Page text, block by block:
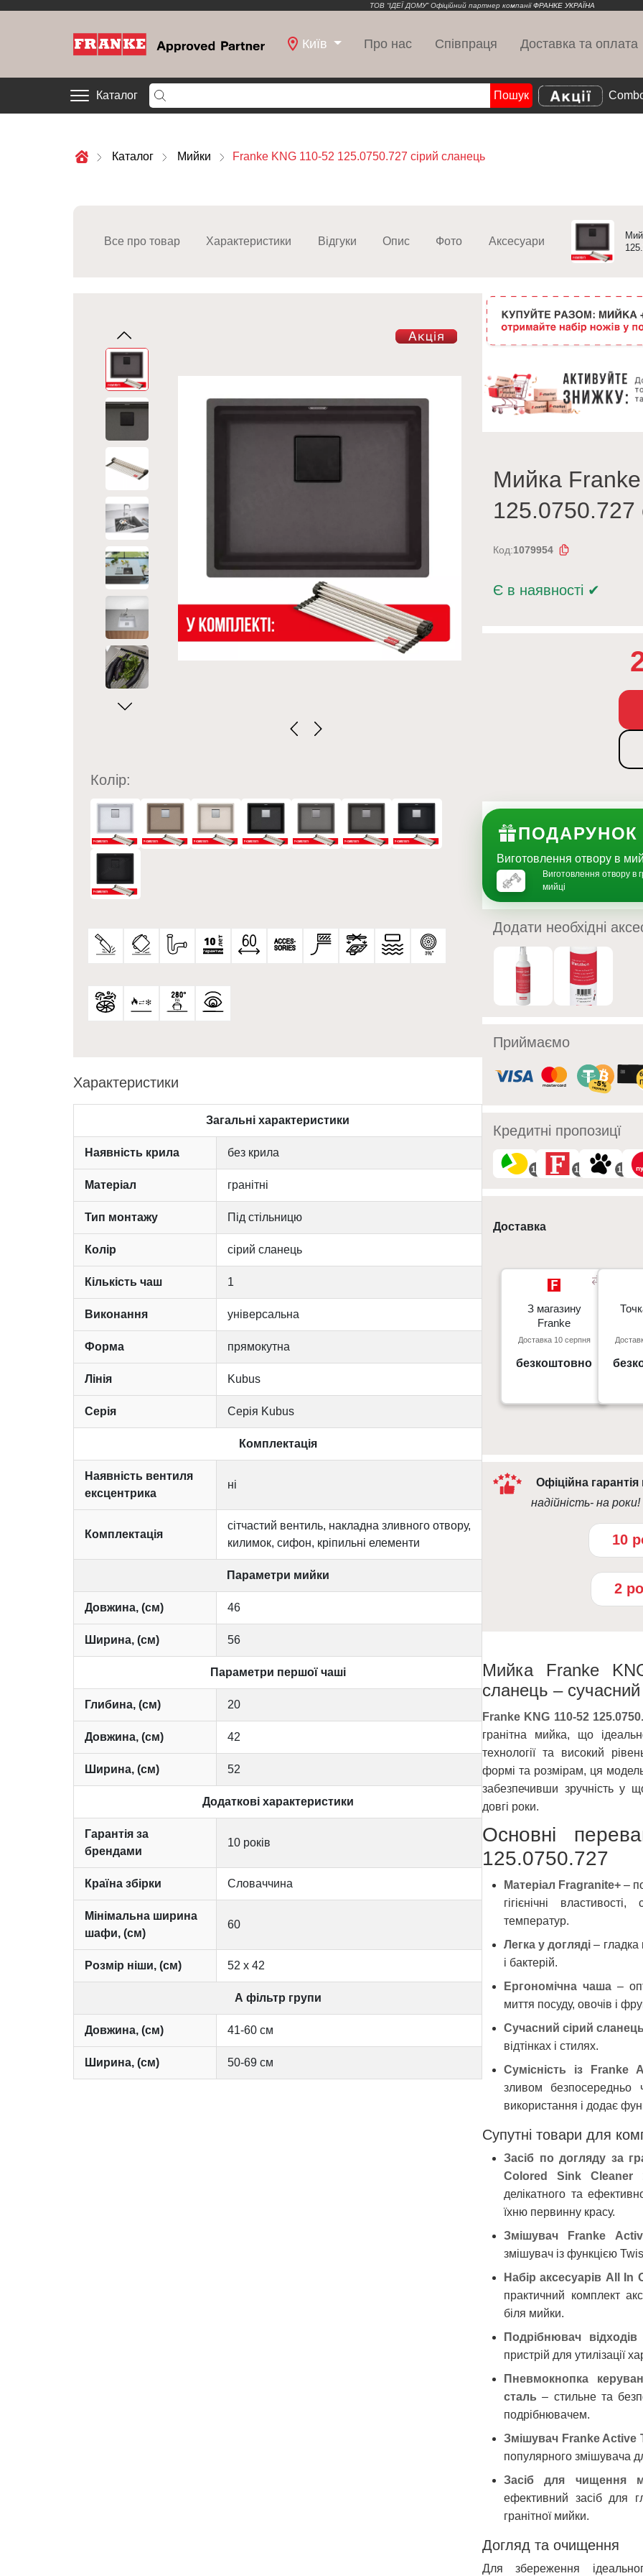
ТОВ “ІДЕЇ ДОМУ” Офіційний партнер компаніїФРАНКЕ УКРАЇНА
Київ Про нас Співпраця Доставка та оплата
Каталог Пошук
Каталог Мийки Franke KNG 110-52 125.0750.727 сірий сланець
Все про товар Характеристики Відгуки Опис Фото Аксесуари
Колір:
Характеристики
Загальні характеристики
Наявність крила без крила
Матеріал гранітні
Тип монтажу Під стільницю
Колір сірий сланець
Кількість чаш 1
Виконання універсальна
Форма прямокутна
Лінія Kubus
Серія Серія Kubus
Комплектація
Наявність вентиля
ексцентрика
ні
Комплектація
сітчастий вентиль, накладна зливного отвору,
килимок, сифон, кріпильні елементи
Параметри мийки
Довжина, (см) 46
Ширина, (см) 56
Параметри першої чаші
Глибина, (см) 20
Довжина, (см) 42
Ширина, (см) 52
Додаткові характеристики
Гарантія за
брендами
10 років
Країна збірки Словаччина
Мінімальна ширина
шафи, (см)
60
Розмір ніши, (см) 52 х 42
А фільтр групи
Довжина, (см) 41-60 см
Ширина, (см) 50-69 см
Мийка
125.0750.727
Код:1079954
Є в наявності ✔
ПОДАРУНОК
Виготовлення отвору в
Виготовлення отвору в
мийці
Додати необхідні
Приймаємо
Кредитні пропозицї
10 10 10
Доставка
З магазину
Franke
Доставка 10 серпня
безкоштовно
З магазину
Franke
Київ, пр. С. Бандери 23, ТЦ
Gorodok Gallery
м. Київ
Офіційна
надійність- на роки!
10
2
Мийка Franke
сланець –
Franke KNG 110-52
гранітна мийка, що
технології та високий
формі та розмірам, ця
забезпечивши зручність у
довгі роки.
Основні
125.0750.727
Матеріал Fragranite+ –
гігієнічні
температур.
Легка у догляді – гладка
і бактерій.
Ергономічна чаша–
миття посуду, овочів і
Сучасний сірий сланець
відтінках і стилях.
Сумісність із Franke
зливом безпосередньо
використання і додає
Супутні товари для
Засіб по догляду за
Colored Sink Cleaner
делікатного та
їхню первинну красу.
Змішувач Franke
змішувач із функцією
Набір аксесуарів All
практичний комплект
біля мийки.
Подрібнювач
пристрій для утилізації
Пневмокнопка
сталь – стильне та
подрібнювачем.
Змішувач Franke Active
популярного змішувача
Засіб для чищення
ефективний засіб для
гранітної мийки.
Догляд та очищення
Для збереження